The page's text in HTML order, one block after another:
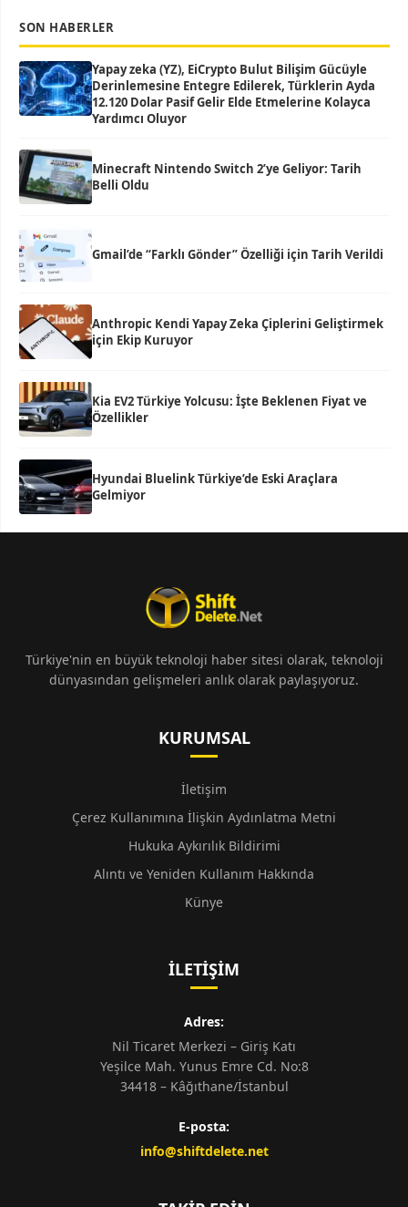
SON HABERLER
Yapay zeka (YZ), EiCrypto Bulut Bilişim Gücüyle
Derinlemesine Entegre Edilerek, Türklerin Ayda
12.120 Dolar Pasif Gelir Elde Etmelerine Kolayca
Yardımcı Oluyor
Minecraft Nintendo Switch 2’ye Geliyor: Tarih
Belli Oldu
Gmail’de “Farklı Gönder” Özelliği için Tarih Verildi
Anthropic Kendi Yapay Zeka Çiplerini Geliştirmek
için Ekip Kuruyor
Kia EV2 Türkiye Yolcusu: İşte Beklenen Fiyat ve
Özellikler
Hyundai Bluelink Türkiye’de Eski Araçlara
Gelmiyor
Türkiye'nin en büyük teknoloji haber sitesi olarak, teknoloji
dünyasından gelişmeleri anlık olarak paylaşıyoruz.
KURUMSAL
İletişim
Çerez Kullanımına İlişkin Aydınlatma Metni
Hukuka Aykırılık Bildirimi
Alıntı ve Yeniden Kullanım Hakkında
Künye
İLETIŞIM
Adres:
Nil Ticaret Merkezi – Giriş Katı
Yeşilce Mah. Yunus Emre Cd. No:8
34418 – Kâğıthane/İstanbul
E-posta:
info@shiftdelete.net